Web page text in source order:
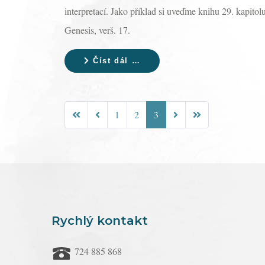
interpretací. Jako příklad si uveďme knihu 29.
Genesis, verš. 17.
Číst dál …
1 2 3
Rychlý kontakt
724 885 868